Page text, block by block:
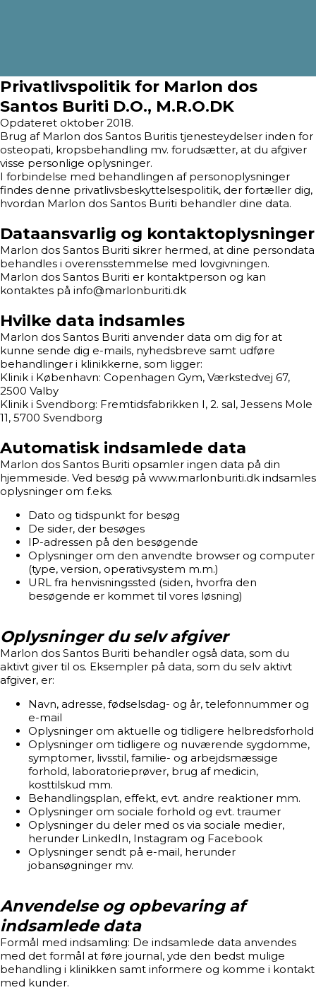
Privatlivspolitik for Marlon dos
Santos Buriti D.O., M.R.O.DK
Opdateret oktober 2018.
Brug af Marlon dos Santos Buritis tjenesteydelser inden for
osteopati, kropsbehandling mv. forudsætter, at du afgiver
visse personlige oplysninger.
I forbindelse med behandlingen af personoplysninger
findes denne privatlivsbeskyttelsespolitik, der fortæller dig,
hvordan Marlon dos Santos Buriti behandler dine data.
Dataansvarlig og kontaktoplysninger
Marlon dos Santos Buriti sikrer hermed, at dine persondata
behandles i overensstemmelse med lovgivningen.
Marlon dos Santos Buriti er kontaktperson og kan
kontaktes på info@marlonburiti.dk
Hvilke data indsamles
Marlon dos Santos Buriti anvender data om dig for at
kunne sende dig e-mails, nyhedsbreve samt udføre
behandlinger i klinikkerne, som ligger:
Klinik i København: Copenhagen Gym, Værkstedvej 67,
2500 Valby
Klinik i Svendborg: Fremtidsfabrikken I, 2. sal, Jessens Mole
11, 5700 Svendborg
Automatisk indsamlede data
Marlon dos Santos Buriti opsamler ingen data på din
hjemmeside. Ved besøg på www.marlonburiti.dk indsamles
oplysninger om f.eks.
Dato og tidspunkt for besøg
De sider, der besøges
IP-adressen på den besøgende
Oplysninger om den anvendte browser og computer
(type, version, operativsystem m.m.)
URL fra henvisningssted (siden, hvorfra den
besøgende er kommet til vores løsning)
Oplysninger du selv afgiver
Marlon dos Santos Buriti behandler også data, som du
aktivt giver til os. Eksempler på data, som du selv aktivt
afgiver, er:
Navn, adresse, fødselsdag- og år, telefonnummer og
e-mail
Oplysninger om aktuelle og tidligere helbredsforhold
Oplysninger om tidligere og nuværende sygdomme,
symptomer, livsstil, familie- og arbejdsmæssige
forhold, laboratorieprøver, brug af medicin,
kosttilskud mm.
Behandlingsplan, effekt, evt. andre reaktioner mm.
Oplysninger om sociale forhold og evt. traumer
Oplysninger du deler med os via sociale medier,
herunder LinkedIn, Instagram og Facebook
Oplysninger sendt på e-mail, herunder
jobansøgninger mv.
Anvendelse og opbevaring af
indsamlede data
Formål med indsamling: De indsamlede data anvendes
med det formål at føre journal, yde den bedst mulige
behandling i klinikken samt informere og komme i kontakt
med kunder.